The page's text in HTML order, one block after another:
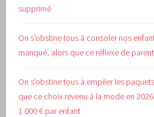
supprimé
On s’obstine tous à consoler nos
manqué, alors que ce réflexe de
On s’obstine tous à empiler les
que ce choix revenu à la mode en
1 000 € par enfant